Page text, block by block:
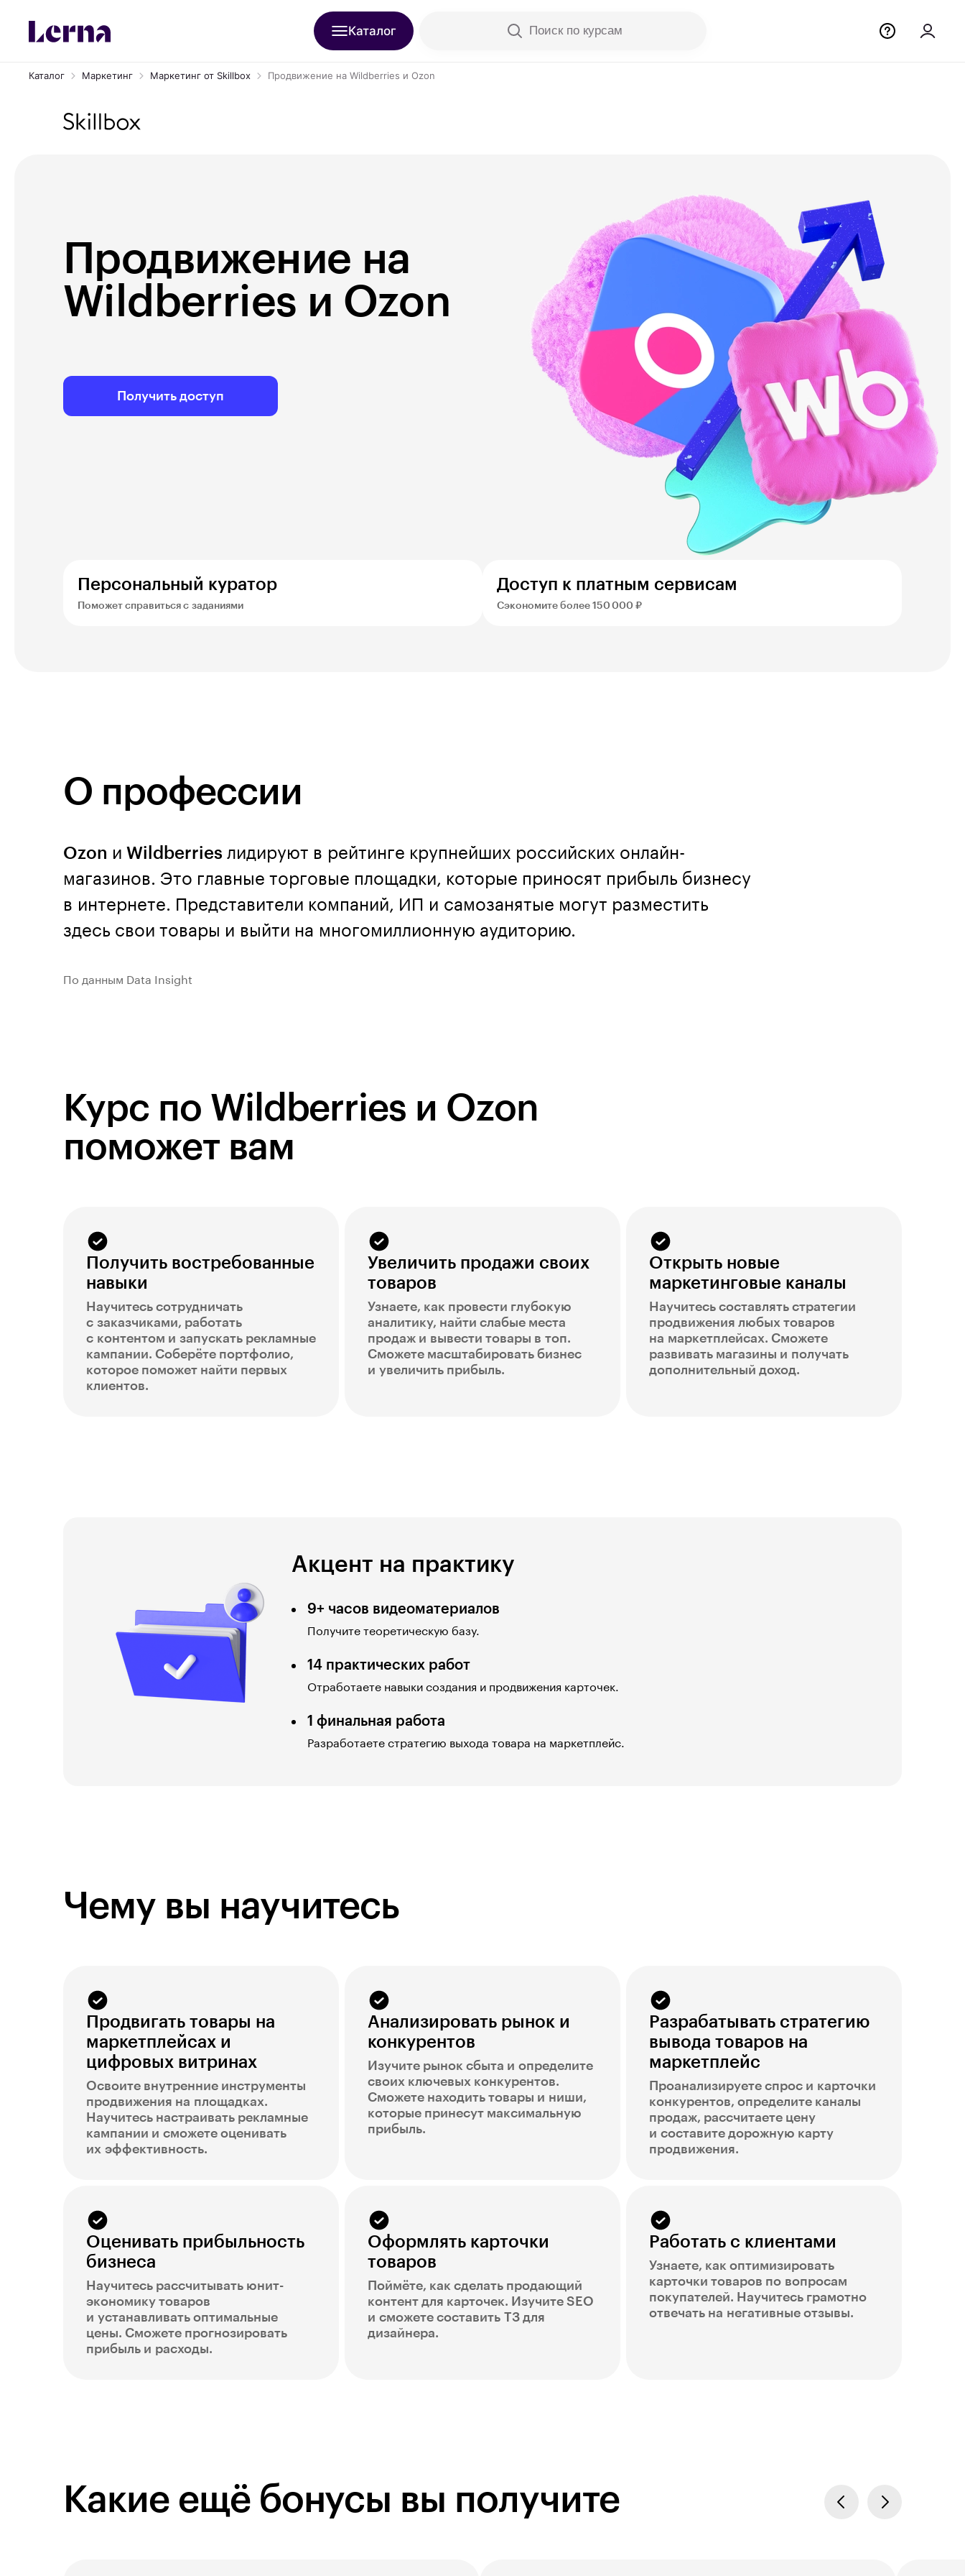
Каталог Поиск по курсам
Каталог Маркетинг Маркетинг от Skillbox Продвижение на Wildberries и Ozon
Продвижение на
Wildberries и Ozon
Получить доступ
Персональный куратор
Поможет справиться с заданиями
Доступ к платным сервисам
Сэкономите более 150 000 ₽
О профессии
Ozon и Wildberries лидируют в рейтинге крупнейших российских онлайн-
магазинов. Это главные торговые площадки, которые приносят прибыль бизнесу
в интернете. Представители компаний, ИП и самозанятые могут разместить
здесь свои товары и выйти на многомиллионную аудиторию.
По данным Data Insight
Курс по Wildberries и Ozon
поможет вам
Получить востребованные
навыки
Научитесь сотрудничать
с заказчиками, работать
с контентом и запускать рекламные
кампании. Соберёте портфолио,
которое поможет найти первых
клиентов.
Увеличить продажи своих
товаров
Узнаете, как провести глубокую
аналитику, найти слабые места
продаж и вывести товары в топ.
Сможете масштабировать бизнес
и увеличить прибыль.
Открыть новые
маркетинговые каналы
Научитесь составлять стратегии
продвижения любых товаров
на маркетплейсах. Сможете
развивать магазины и получать
дополнительный доход.
Акцент на практику
9+ часов видеоматериалов
Получите теоретическую базу.
14 практических работ
Отработаете навыки создания и продвижения карточек.
1 финальная работа
Разработаете стратегию выхода товара на маркетплейс.
Чему вы научитесь
Продвигать товары на
маркетплейсах и
цифровых витринах
Освоите внутренние инструменты
продвижения на площадках.
Научитесь настраивать рекламные
кампании и сможете оценивать
их эффективность.
Анализировать рынок и
конкурентов
Изучите рынок сбыта и определите
своих ключевых конкурентов.
Сможете находить товары и ниши,
которые принесут максимальную
прибыль.
Разрабатывать стратегию
вывода товаров на
маркетплейс
Проанализируете спрос и карточки
конкурентов, определите каналы
продаж, рассчитаете цену
и составите дорожную карту
продвижения.
Оценивать прибыльность
бизнеса
Научитесь рассчитывать юнит-
экономику товаров
и устанавливать оптимальные
цены. Сможете прогнозировать
прибыль и расходы.
Оформлять карточки
товаров
Поймёте, как сделать продающий
контент для карточек. Изучите SEO
и сможете составить ТЗ для
дизайнера.
Работать с клиентами
Узнаете, как оптимизировать
карточки товаров по вопросам
покупателей. Научитесь грамотно
отвечать на негативные отзывы.
Какие ещё бонусы вы получите